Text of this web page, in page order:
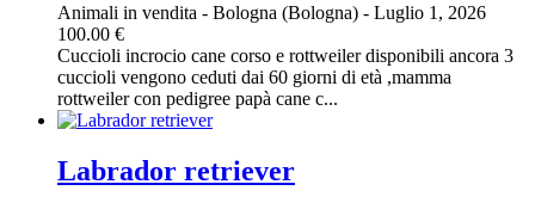
Animali in vendita - Bologna (Bologna) - Luglio 1, 2026
100.00 €
Cuccioli incrocio cane corso e rottweiler disponibili ancora 3
cuccioli vengono ceduti dai 60 giorni di età ,mamma
rottweiler con pedigree papà cane c...
Labrador retriever